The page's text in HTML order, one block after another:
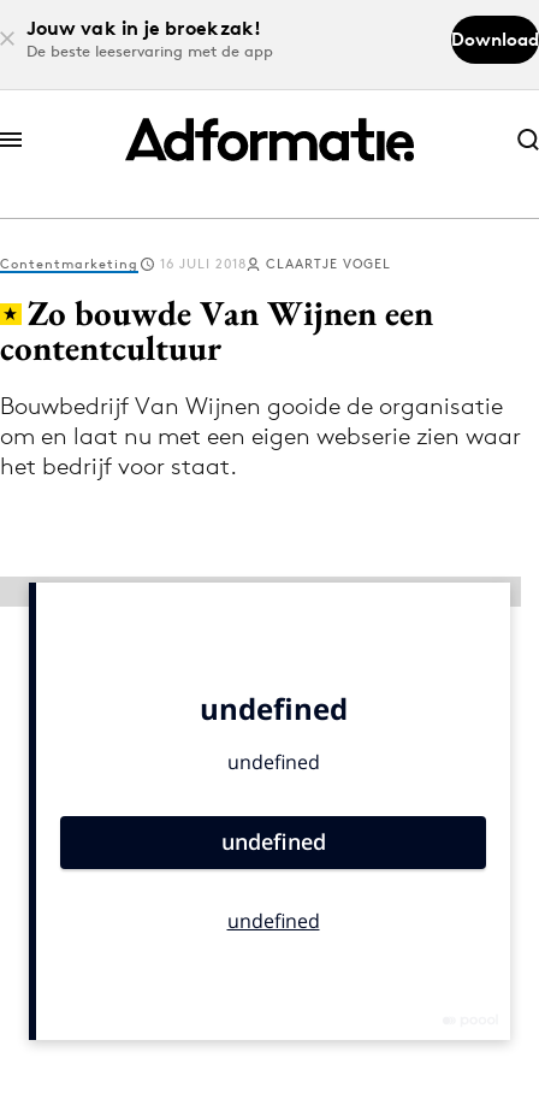
Jouw vak in je broekzak!
De beste leeservaring met de app
Download
Abonneer nu
Abonneer nu
Log in
Volg het laatste nieuws via de Adformatie
Nieuws app
Opleidingen
Contentmarketing 16 JULI 2018 CLAARTJE VOGEL
Zo bouwde Van Wijnen een
contentcultuur
Bouwbedrijf Van Wijnen gooide de organisatie
om en laat nu met een eigen webserie zien waar
het bedrijf voor staat.